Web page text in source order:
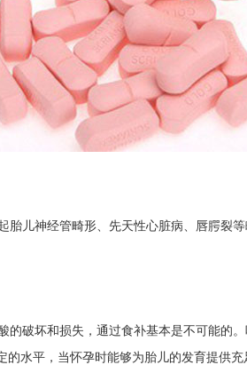
儿神经管畸形、先天性心脏病、唇腭裂
破坏和损失，通过食补基本是不可能的
水平，当怀孕时能够为胎儿的发育提供